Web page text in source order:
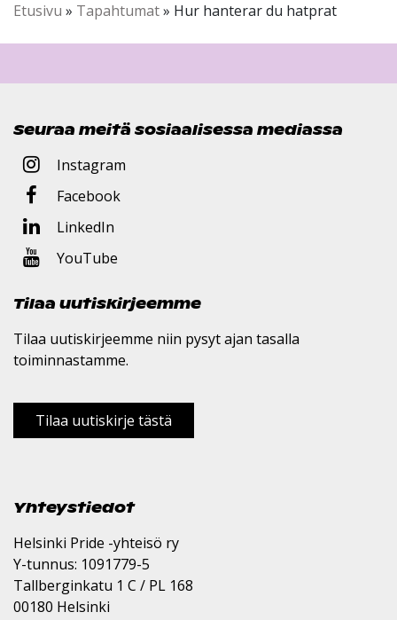
Etusivu » Tapahtumat» Hur hanterar du hatprat
Seuraa meitä sosiaalisessa mediassa
Instagram
Facebook
LinkedIn
YouTube
Tilaa uutiskirjeemme
Tilaa uutiskirjeemme niin pysyt ajan tasalla
toiminnastamme.
Tilaa uutiskirje tästä
Yhteystiedot
Helsinki Pride -yhteisö ry
Y-tunnus: 1091779-5
Tallberginkatu 1 C / PL 168
00180 Helsinki